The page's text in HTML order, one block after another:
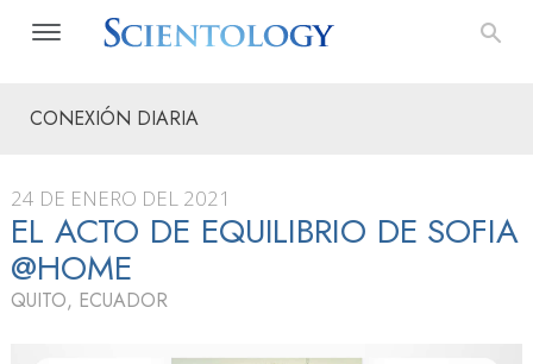
CONEXIÓN DIARIA
24 DE ENERO DEL 2021
EL ACTO DE EQUILIBRIO DE SOFIA
@HOME
QUITO, ECUADOR